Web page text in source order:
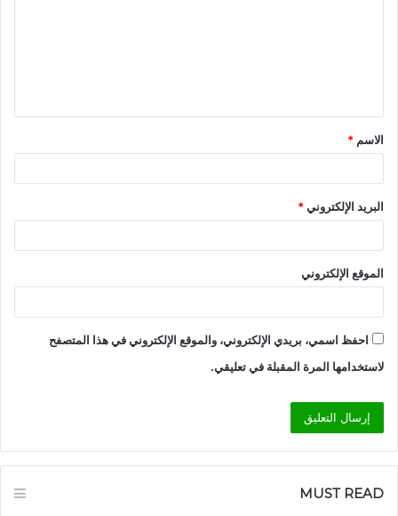
ق
*
الاسم *
البريد الإلكتروني*
الموقع الإلكتروني
احفظ اسمي، بريدي الإلكتروني، والموقع الإلكتروني في هذا المتصفح
لاستخدامها المرة المقبلة في تعليقي.
MUST READ